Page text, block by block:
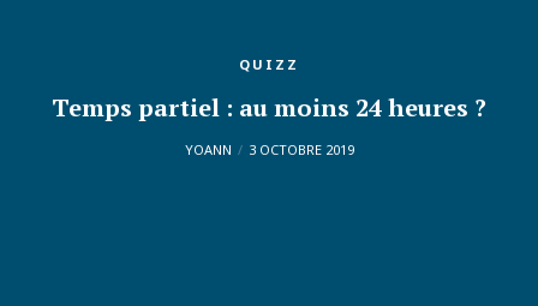
QUIZZ
Temps partiel : au moins 24 heures ?
YOANN 3 OCTOBRE 2019